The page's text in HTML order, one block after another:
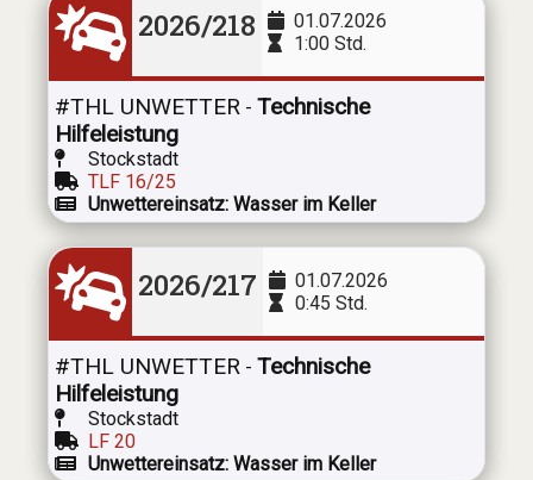
2026/218
01.07.2026
1:00 Std.
#THL UNWETTER - Technische
Hilfeleistung
Stockstadt
TLF 16/25
Unwettereinsatz: Wasser im Keller
2026/217
01.07.2026
0:45 Std.
#THL UNWETTER - Technische
Hilfeleistung
Stockstadt
LF 20
Unwettereinsatz: Wasser im Keller